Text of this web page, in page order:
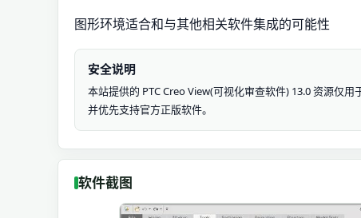
图形环境适合和与其他相关软件集成的可能性
安全说明
本站提供的 PTC Creo View(可视化审查软件) 13.0 资源仅
并优先支持官方正版软件。
软件截图